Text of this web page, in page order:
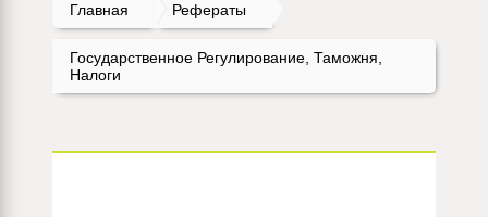
Главная Рефераты
Государственное Регулирование, Таможня,
Налоги